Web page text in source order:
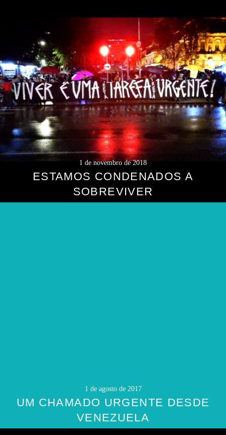
1 de novembro de 2018
ESTAMOS CONDENADOS A
SOBREVIVER
1 de agosto de 2017
UM CHAMADO URGENTE DESDE
VENEZUELA